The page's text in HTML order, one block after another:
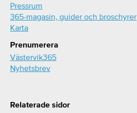
Pressrum
365-magasin, guider och broschyrer
Karta
Prenumerera
Västervik365
Nyhetsbrev
Relaterade sidor